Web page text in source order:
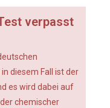
verpasst
diesem Fall ist der
es wird dabei auf
chemischer